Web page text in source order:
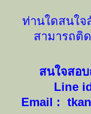
ท่านใดสนใจ
สามารถติ
สนใจสอ
Line
Email :